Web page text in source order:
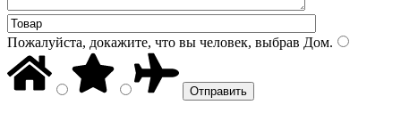
Пожалуйста, докажите, что вы человек, выбрав Дом.